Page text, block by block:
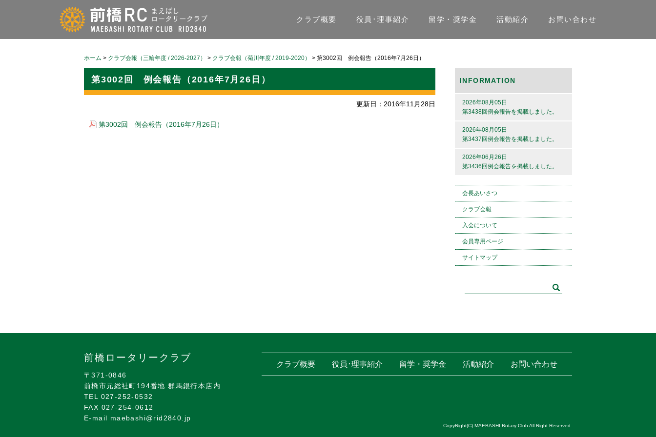
クラブ概要 役員･理事紹介 留学・奨学金 活動紹介 お問い合わせ
ホーム > クラブ会報（三輪年度 / 2026-2027） > クラブ会報（菊川年度 / 2019-2020） > 第3002回 例会報告（2016年7月26日）
第3002回 例会報告（2016年7月26日）
更新日：2016年11月28日
第3002回 例会報告（2016年7月26日）
INFORMATION
2026年08月05日
第3438回例会報告を掲載しました。
2026年08月05日
第3437回例会報告を掲載しました。
2026年06月26日
第3436回例会報告を掲載しました。
会長あいさつ
クラブ会報
入会について
会員専用ページ
サイトマップ
クラブ概要 役員･理事紹介 留学・奨学金 活動紹介 お問い合わせ
前橋ロータリークラブ
〒371-0846
前橋市元総社町194番地 群馬銀行本店内
TEL 027-252-0532
FAX 027-254-0612
E-mail maebashi@rid2840.jp
CopyRight(C) MAEBASHI Rotary Club All Right Reserved.